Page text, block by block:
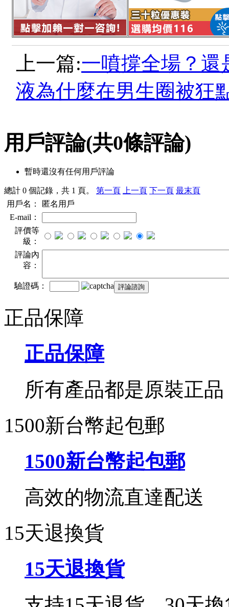
上一篇:一噴撐全場？還
液為什麼在男生圈被狂
用戶評論(共0條評論)
暫時還沒有任何用戶評論
總計 0 個記錄，共 1 頁。 第一頁 上一頁 下一頁 最末頁
用戶名：
匿名用戶
E-mail：
評價等
級：
評論內
容：
驗證碼：
正品保障
正品保障
所有產品都是原裝正品
1500新台幣起包郵
1500新台幣起包郵
高效的物流直達配送
15天退換貨
15天退換貨